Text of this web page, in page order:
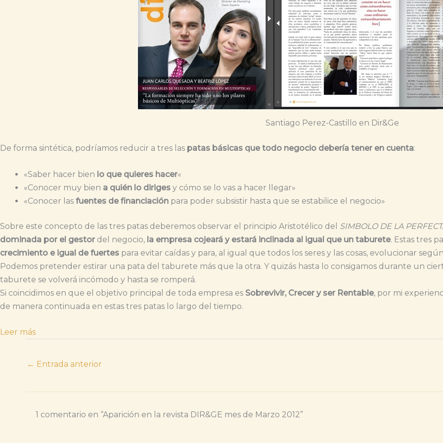
Santiago Perez-Castillo en Dir&Ge
De forma sintética, podríamos reducir a tres las patas básicas que todo negocio debería tener en cuenta:
«Saber hacer bien lo que quieres hacer«
«Conocer muy bien a quién lo diriges y cómo se lo vas a hacer llegar»
«Conocer las fuentes de financiación para poder subsistir hasta que se estabilice el negocio»
Sobre este concepto de las tres patas deberemos observar el principio Aristotélico del SIMBOLO DE LA
dominada por el gestor del negocio, la empresa cojeará y estará inclinada al igual que un taburete. Estas tres
crecimiento e igual de fuertes para evitar caídas y para, al igual que todos los seres y las cosas, evolucionar
Podemos pretender estirar una pata del taburete más que la otra. Y quizás hasta lo consigamos durante un
taburete se volverá incómodo y hasta se romperá.
Si coincidimos en que el objetivo principal de toda empresa es Sobrevivir, Crecer y ser Rentable, por mi
de manera continuada en estas tres patas lo largo del tiempo.
Leer más
← Entrada anterior
1 comentario en “Aparición en la revista DIR&GE mes de Marzo 2012”